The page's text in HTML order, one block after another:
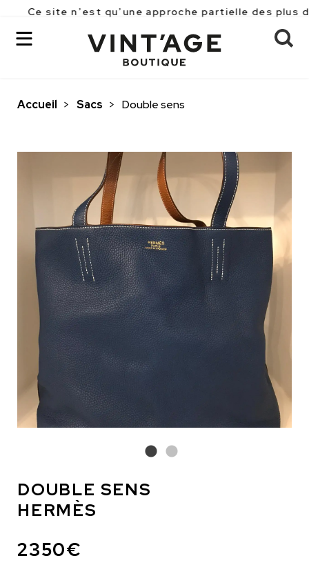
n’est qu’une approche partielle des plus de 2500
Accueil > Sacs > Double sens
DOUBLE SENS
HERMÈS
2350€